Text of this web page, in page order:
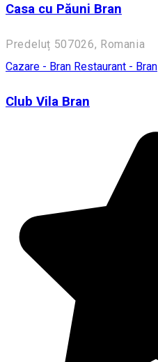
Casa cu Păuni Bran
Predeluț 507026, Romania
Cazare - Bran Restaurant - Bran
Club Vila Bran